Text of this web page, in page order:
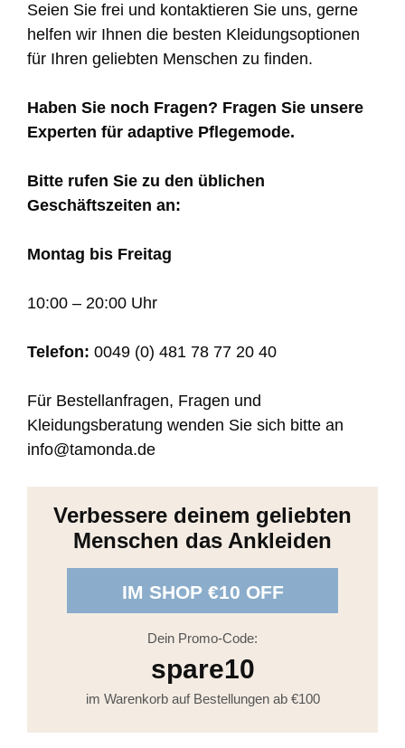
Seien Sie frei und kontaktieren Sie uns, gerne
helfen wir Ihnen die besten Kleidungsoptionen
für Ihren geliebten Menschen zu finden.
Haben Sie noch Fragen? Fragen Sie unsere
Experten für adaptive Pflegemode.
Bitte rufen Sie zu den üblichen
Geschäftszeiten an:
Montag bis Freitag
10:00 – 20:00 Uhr
Telefon: 0049 (0) 481 78 77 20 40
Für Bestellanfragen, Fragen und
Kleidungsberatung wenden Sie sich bitte an
info@tamonda.de
Verbessere deinem geliebten
Menschen das Ankleiden
IM SHOP €10 OFF
Dein Promo-Code:
spare10
im Warenkorb auf Bestellungen ab €100